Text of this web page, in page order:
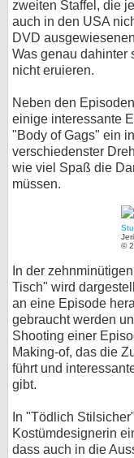
zweiten Staffel, die
auch in den USA
DVD
Was genau dahinter
nicht eruieren.
Neben den
einige interessante
"Body of Gags" ein
verschiedenster
wie viel Spaß die
müssen.
©
In der
Tisch" wird
an eine Episode
gebraucht werden
Shooting einer
Making-of, das die
führt und
gibt.
In "Tödlich
Kostümdesignerin
dass auch in die